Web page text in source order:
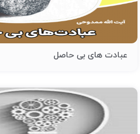
عبادت های بی حاصل